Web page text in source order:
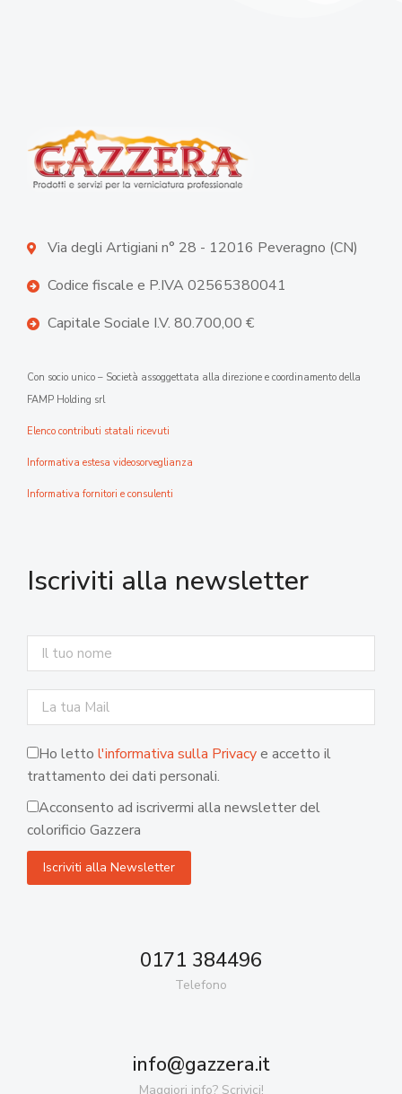
Via degli Artigiani n° 28 - 12016 Peveragno (CN)
Codice fiscale e P.IVA 02565380041
Capitale Sociale I.V. 80.700,00 €
Con socio unico – Società assoggettata alla direzione e coordinamento della
FAMP Holding srl
Elenco contributi statali ricevuti
Informativa estesa videosorveglianza
Informativa fornitori e consulenti
Iscriviti alla newsletter
Ho letto l'informativa sulla Privacye accetto il
trattamento dei dati personali.
Acconsento ad iscrivermi alla newsletter del
colorificio Gazzera
0171 384496
Telefono
info@gazzera.it
Maggiori info? Scrivici!